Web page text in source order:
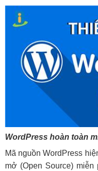
WordPress hoàn toàn
Mã nguồn WordPress
mở (Open Source)